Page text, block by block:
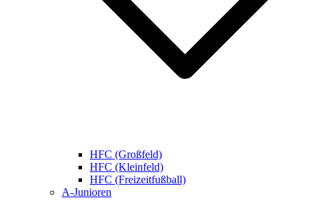
HFC (Großfeld)
HFC (Kleinfeld)
HFC (Freizeitfußball)
A-Junioren